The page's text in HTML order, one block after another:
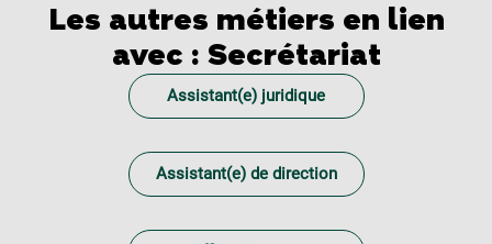
Les autres métiers en lien
avec : Secrétariat
Assistant(e) juridique
Assistant(e) de direction